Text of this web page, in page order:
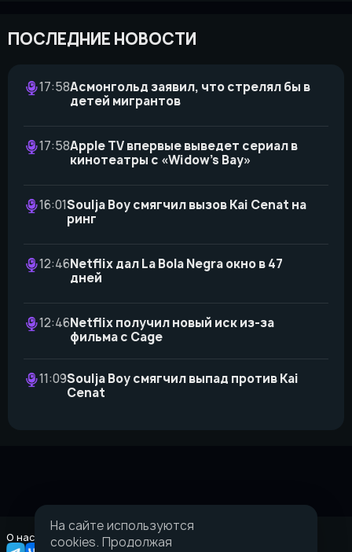
ПОСЛЕДНИЕ НОВОСТИ
17:58Асмонгольд заявил, что стрелял бы в
детей мигрантов
17:58Apple TV впервые выведет сериал в
кинотеатры с «Widow’s Bay»
16:01Soulja Boy смягчил вызов Kai Cenat на
ринг
12:46Netflix дал La Bola Negra окно в 47
дней
12:46Netflix получил новый иск из-за
фильма с Cage
11:09Soulja Boy смягчил выпад против Kai
Cenat
О нас Правовая информация
На сайте используются
cookies. Продолжая